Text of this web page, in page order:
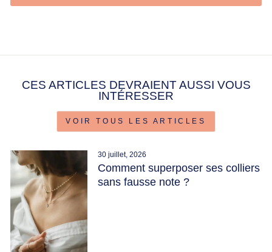
CES ARTICLES DEVRAIENT AUSSI VOUS
INTÉRESSER
VOIR TOUS LES ARTICLES
30 juillet, 2026
Comment superposer ses colliers
sans fausse note ?